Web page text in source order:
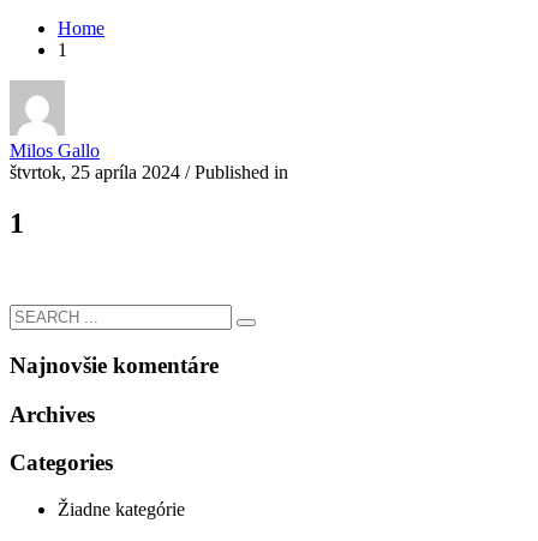
Home
1
Milos Gallo
štvrtok, 25 apríla 2024 /Published in
1
Najnovšie komentáre
Archives
Categories
Žiadne kategórie